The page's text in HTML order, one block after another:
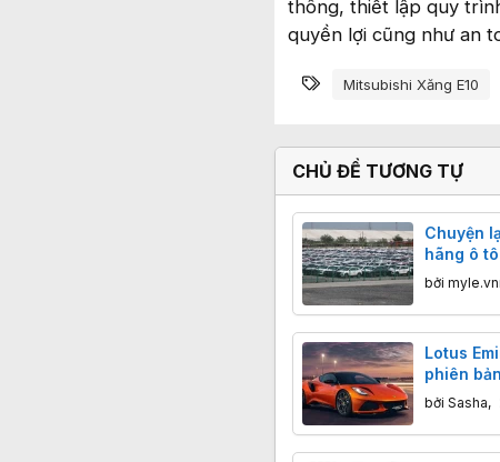
thông, thiết lập quy
quyền lợi cũng như an
Từ khóa
Mitsubishi Xăng E10
CHỦ ĐỀ TƯƠNG TỰ
Chuyện
hãng ô
gấp 4
bởi
Lotus
phiên
nhất của
bởi Sasha,